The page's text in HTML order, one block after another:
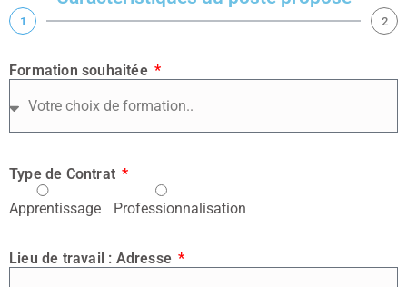
1 2
Formation souhaitée
Type de Contrat
Apprentissage
Professionnalisation
Lieu de travail : Adresse